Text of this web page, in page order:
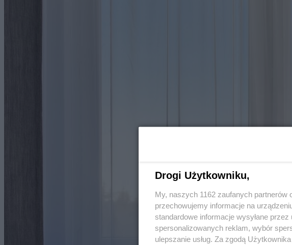
Drogi Użytkowniku,
My, naszych 1162 zaufanych
przechowujemy informacje na
standardowe informacje wysyłane
spersonalizowanych reklam, wybór
ulepszanie usług. Za zgodą